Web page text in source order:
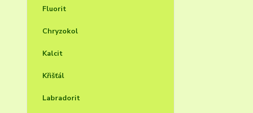
Fluorit
Chryzokol
Kalcit
Křišťál
Labradorit